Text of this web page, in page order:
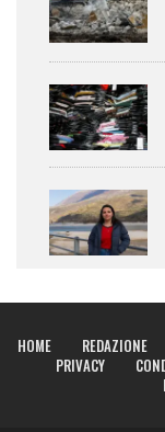
HOME REDAZIONE
PRIVACY